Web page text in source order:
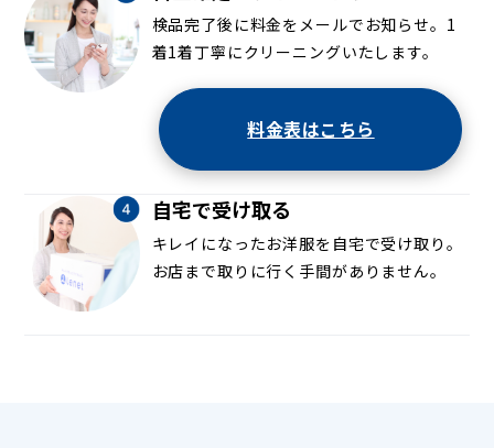
検品完了後に料金をメールでお知らせ。1
着1着丁寧にクリーニングいたします。
料金表はこちら
自宅で受け取る
キレイになったお洋服を自宅で受け取り。
お店まで取りに行く手間がありません。